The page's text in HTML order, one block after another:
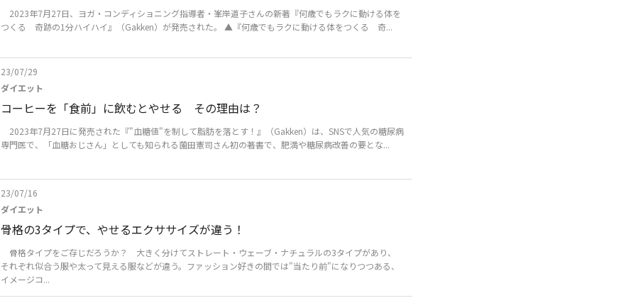
2023年7月27日、ヨガ・コンディショニング指導者・峯岸道子さんの新著『何歳でもラクに動ける体を
つくる 奇跡の1分ハイハイ』（Gakken）が発売された。 ▲『何歳でもラクに動ける体をつくる 奇...
23/07/29
ダイエット
コーヒーを「食前」に飲むとやせる その理由は？
2023年7月27日に発売された『"血糖値"を制して脂肪を落とす！』（Gakken）は、SNSで人気の糖尿病
専門医で、「血糖おじさん」としても知られる薗田憲司さん初の著書で、肥満や糖尿病改善の要とな...
23/07/16
ダイエット
骨格の3タイプで、やせるエクササイズが違う！
骨格タイプをご存じだろうか？ 大きく分けてストレート・ウェーブ・ナチュラルの3タイプがあり、
それぞれ似合う服や太って見える服などが違う。ファッション好きの間では"当たり前"になりつつある、
イメージコ...